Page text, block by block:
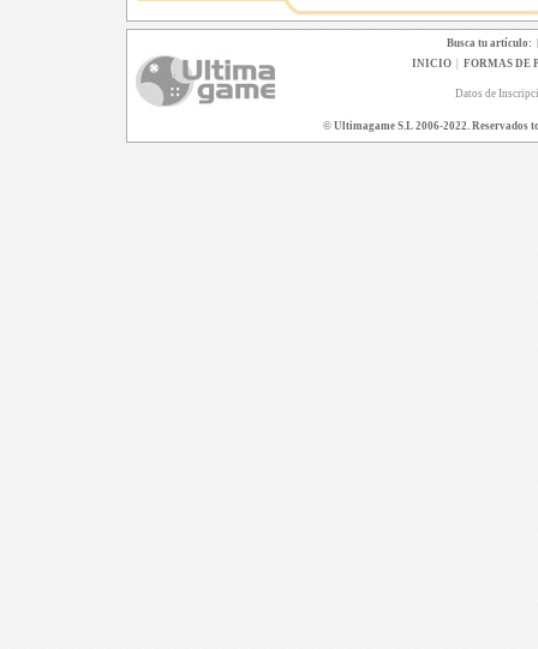
Busca tu artículo:
INICIO| FORMAS DE
Datos de
© Ultimagame S.L 2006-2022. Reservados